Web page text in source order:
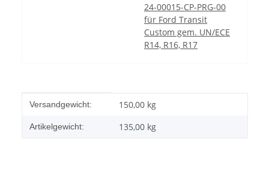
24-00015-CP-PRG-00
für Ford Transit
Custom gem. UN/ECE
R14, R16, R17
Produkteigenschaft
Wert
Versandgewicht: 150,00 kg
Artikelgewicht: 135,00 kg